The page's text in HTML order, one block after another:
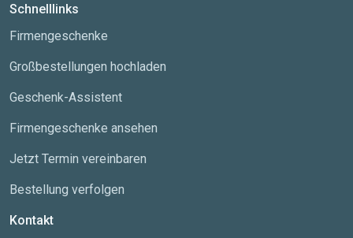
Schnelllinks
Firmengeschenke
Großbestellungen hochladen
Geschenk-Assistent
Firmengeschenke ansehen
Jetzt Termin vereinbaren
Bestellung verfolgen
Kontakt